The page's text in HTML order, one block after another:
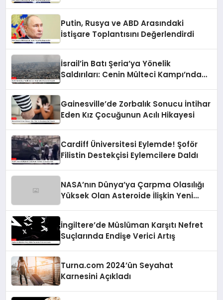
Putin, Rusya ve ABD Arasındaki
İstişare Toplantısını Değerlendirdi
İsrail’in Batı Şeria’ya Yönelik
Saldırıları: Cenin Mülteci Kampı’nda
Gainesville’de Zorbalık Sonucu İntihar
Eden Kız Çocuğunun Acılı Hikayesi
Cardiff Üniversitesi Eylemde! Şoför
Filistin Destekçisi Eylemcilere Daldı
NASA’nın Dünya’ya Çarpma Olasılığı
Yüksek Olan Asteroide İlişkin Yeni
İngiltere’de Müslüman Karşıtı Nefret
Suçlarında Endişe Verici Artış
Turna.com 2024’ün Seyahat
Karnesini Açıkladı